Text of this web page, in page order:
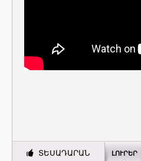
ՏԵՍԱԴԱՐԱՆ ԼՈՒՐԵՐ